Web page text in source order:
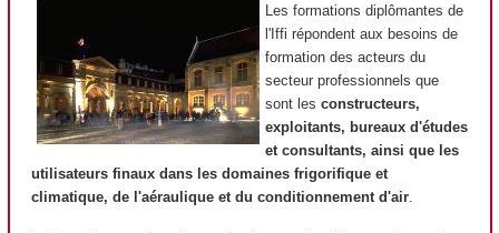
Les formations diplômantes de
l'Iffi répondent aux besoins de
formation des acteurs du
secteur professionnels que
sont les constructeurs,
exploitants, bureaux d'études
et consultants, ainsi que les
utilisateurs finaux dans les domaines frigorifique et
climatique, de l'aéraulique et du conditionnement d'air